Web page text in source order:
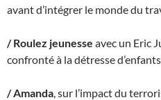
avant d’intégrer le monde du
/ Roulez jeunesse avec un Eric
confronté à la détresse
/ Amanda , sur l’impact du